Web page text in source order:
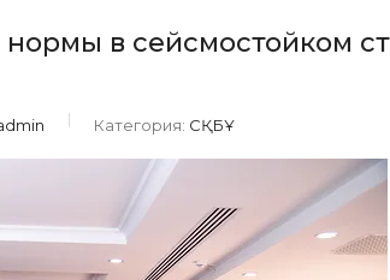
в сейсмостойком
Категория: СҚБҰ